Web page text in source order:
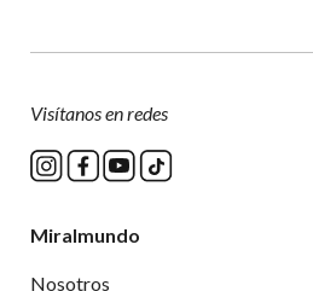
Visítanos en redes
Miralmundo
Nosotros